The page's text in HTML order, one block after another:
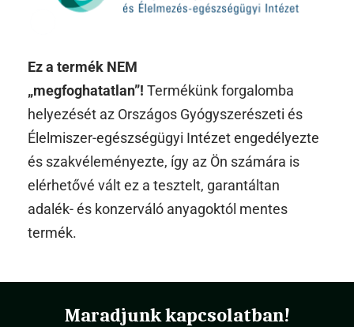
Ez a termék NEM
„megfoghatatlan”! Termékünk forgalomba
helyezését az Országos Gyógyszerészeti és
Élelmiszer-egészségügyi Intézet engedélyezte
és szakvéleményezte, így az Ön számára is
elérhetővé vált ez a tesztelt, garantáltan
adalék- és konzerváló anyagoktól mentes
termék.
Maradjunk kapcsolatban!